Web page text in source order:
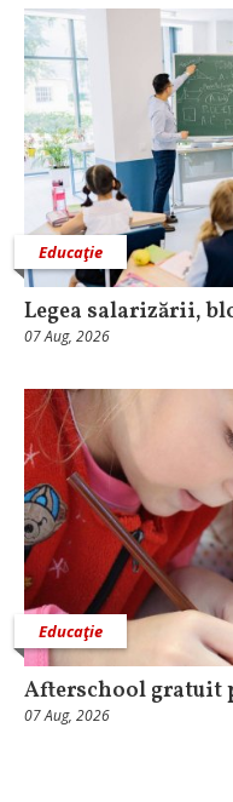
Educaţie
Legea salarizării,
07 Aug, 2026
Educaţie
Afterschool gratuit
07 Aug, 2026